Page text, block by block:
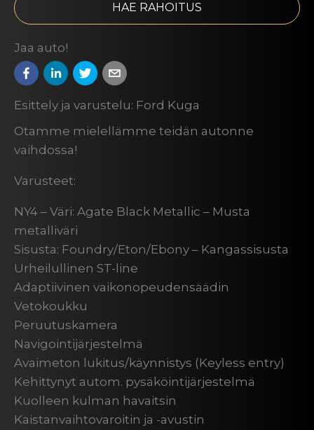
HAE RAHOITUS
Jaa auto!
Esittely ja varustelu: Ford Kuga
Otamme mielellämme teidän autonne
vaihdossa!
Varusteet:
NY4 – Väri: Agate Black Metallic – Musta
metalliväri
Sisusta: Foundry/Eton/Ebony – Kangassisusta
Urheilullinen ST-line
Adaptiivinen vaikonopeudensäädin
Vetokoukku
Peruutuskamera
Navigointijärjestelmä
Avaimeton lukitus/käynnistys (Keyless entry)
Kehittynyt autom. pysäköintijärjestelmä
Kuolleen kulman havaitsin
Kaistanvaihtovaroitin ja -avustin